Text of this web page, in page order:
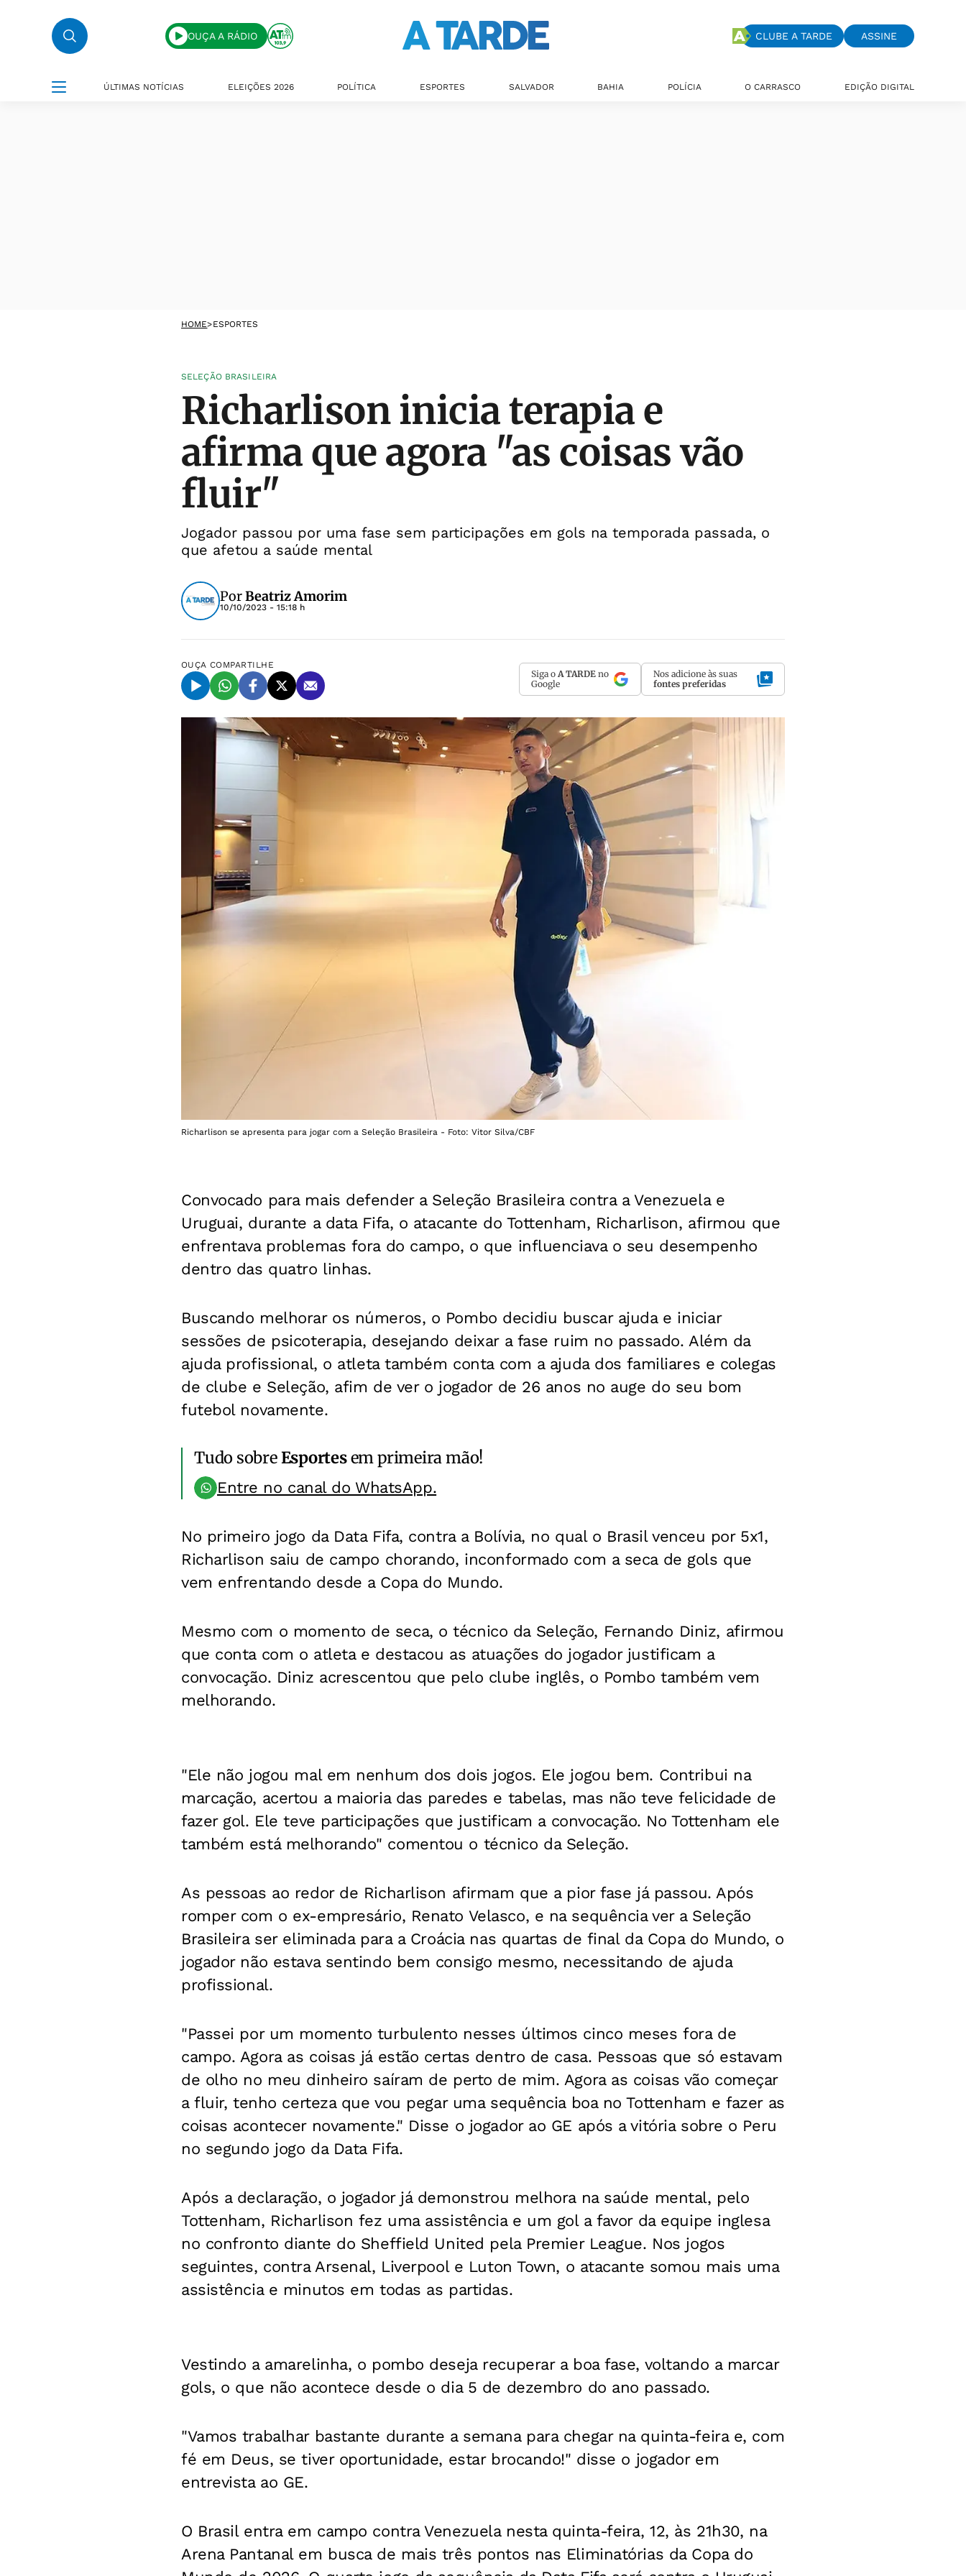
OUÇA A RÁDIO CLUBE A TARDE ASSINE
ÚLTIMAS NOTÍCIAS ELEIÇÕES 2026 POLÍTICA ESPORTES SALVADOR BAHIA POLÍCIA O CARRASCO EDIÇÃO DIGITAL
HOME>ESPORTES
SELEÇÃO BRASILEIRA
Richarlison inicia terapia e
afirma que agora "as coisas vão
fluir"
Jogador passou por uma fase sem participações em gols na temporada passada, o
que afetou a saúde mental
PorBeatriz Amorim
10/10/2023 - 15:18 h
OUÇA COMPARTILHE
Siga o A TARDE no
Google
Nos adicione às suas
fontes preferidas
Richarlison se apresenta para jogar com a Seleção Brasileira - Foto: Vitor Silva/CBF
Convocado para mais defender a Seleção Brasileira contra a Venezuela e
Uruguai, durante a data Fifa, o atacante do Tottenham, Richarlison, afirmou que
enfrentava problemas fora do campo, o que influenciava o seu desempenho
dentro das quatro linhas.
Buscando melhorar os números, o Pombo decidiu buscar ajuda e iniciar
sessões de psicoterapia, desejando deixar a fase ruim no passado. Além da
ajuda profissional, o atleta também conta com a ajuda dos familiares e colegas
de clube e Seleção, afim de ver o jogador de 26 anos no auge do seu bom
futebol novamente.
Tudo sobreEsportesem primeira mão!
Entre no canal do WhatsApp.
No primeiro jogo da Data Fifa, contra a Bolívia, no qual o Brasil venceu por 5x1,
Richarlison saiu de campo chorando, inconformado com a seca de gols que
vem enfrentando desde a Copa do Mundo.
Mesmo com o momento de seca, o técnico da Seleção, Fernando Diniz, afirmou
que conta com o atleta e destacou as atuações do jogador justificam a
convocação. Diniz acrescentou que pelo clube inglês, o Pombo também vem
melhorando.
"Ele não jogou mal em nenhum dos dois jogos. Ele jogou bem. Contribui na
marcação, acertou a maioria das paredes e tabelas, mas não teve felicidade de
fazer gol. Ele teve participações que justificam a convocação. No Tottenham ele
também está melhorando" comentou o técnico da Seleção.
As pessoas ao redor de Richarlison afirmam que a pior fase já passou. Após
romper com o ex-empresário, Renato Velasco, e na sequência ver a Seleção
Brasileira ser eliminada para a Croácia nas quartas de final da Copa do Mundo, o
jogador não estava sentindo bem consigo mesmo, necessitando de ajuda
profissional.
"Passei por um momento turbulento nesses últimos cinco meses fora de
campo. Agora as coisas já estão certas dentro de casa. Pessoas que só estavam
de olho no meu dinheiro saíram de perto de mim. Agora as coisas vão começar
a fluir, tenho certeza que vou pegar uma sequência boa no Tottenham e fazer as
coisas acontecer novamente." Disse o jogador ao GE após a vitória sobre o Peru
no segundo jogo da Data Fifa.
Após a declaração, o jogador já demonstrou melhora na saúde mental, pelo
Tottenham, Richarlison fez uma assistência e um gol a favor da equipe inglesa
no confronto diante do Sheffield United pela Premier League. Nos jogos
seguintes, contra Arsenal, Liverpool e Luton Town, o atacante somou mais uma
assistência e minutos em todas as partidas.
Vestindo a amarelinha, o pombo deseja recuperar a boa fase, voltando a marcar
gols, o que não acontece desde o dia 5 de dezembro do ano passado.
"Vamos trabalhar bastante durante a semana para chegar na quinta-feira e, com
fé em Deus, se tiver oportunidade, estar brocando!" disse o jogador em
entrevista ao GE.
O Brasil entra em campo contra Venezuela nesta quinta-feira, 12, às 21h30, na
Arena Pantanal em busca de mais três pontos nas Eliminatórias da Copa do